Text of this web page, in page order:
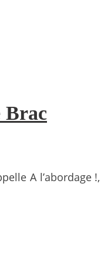
Brac
A l’abordage